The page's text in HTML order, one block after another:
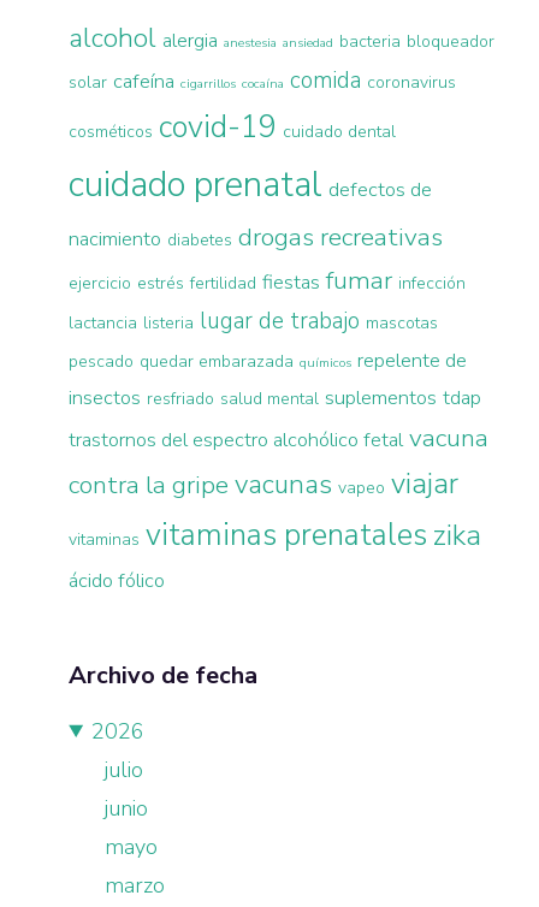
alcohol alergia anestesia ansiedad bacteria bloqueador
solar cafeína cigarrillos cocaína comida coronavirus
cosméticos covid-19 cuidado dental
cuidado prenatal defectos de
nacimiento diabetes drogas recreativas
ejercicio estrés fertilidad fiestas fumar infección
lactancia listeria lugar de trabajo mascotas
pescado quedar embarazada químicos repelente de
insectos resfriado salud mental suplementos tdap
trastornos del espectro alcohólico fetal vacuna
contra la gripe vacunas vapeo viajar
vitaminas vitaminas prenatales zika
ácido fólico
Archivo de fecha
2026
julio
junio
mayo
marzo